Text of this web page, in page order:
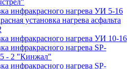
инфракрасного нагрева УИ 5-16
установка нагрева асфальта
инфракрасного нагрева УИ 10-16
инфракрасного нагрева SP-
- 2 "Кинжал"
инфракрасного нагрева SP-